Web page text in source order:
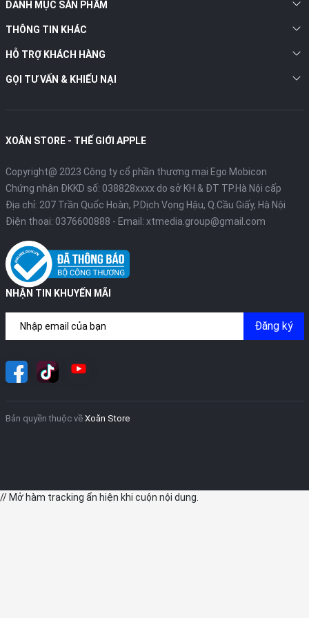
mật. Face ID sử dụng cảm biến và cụm camera phía trước thiết
khóa, mật khẩu của các ứng dụng và xác thực khi thanh toán
Máy quét LiDAR và AR
iPad Pro 2020 có một tính năng mới chưa từng có ở trên bất kỳ
thiết bị Apple nào trước đây. Đó chính là một máy quét LiDAR ở
Theo Apple, nhờ hoạt động của máy quét LiDAR kết hợp chip
DANH MỤC SẢN PHẨM
THÔNG TIN KHÁC
HỖ TRỢ KHÁCH HÀNG
GỌI TƯ VẤN & KHIẾU NẠI
XOĂN STORE - THẾ GIỚI APPLE
Copyright@ 2023 Công ty cổ phần thương mại Ego Mobicon
Chứng nhận ĐKKD số: 038828xxxx do sở KH & ĐT TP.Hà Nội cấp
Địa chỉ: 207 Trần Quốc Hoàn, P.Dịch Vọng Hậu, Q.Cầu Giấy, Hà Nội
Điện thoại: 0376600888 - Email: xtmedia.group@gmail.com
NHẬN TIN KHUYẾN MÃI
Đăng ký
Bản quyền thuộc về Xoăn Store
// Mở hàm tracking ẩn hiện khi cuộn nội dung.